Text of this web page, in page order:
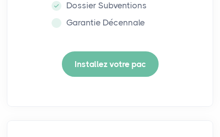
Dossier Subventions
Garantie Décennale
Installez votre pac